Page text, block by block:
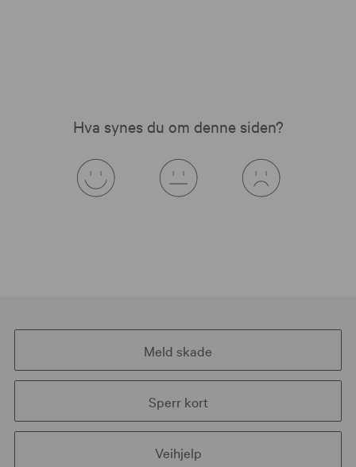
Hva synes du om denne siden?
Meld skade
Sperr kort
Veihjelp